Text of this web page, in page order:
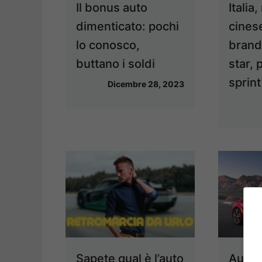
Il bonus auto
dimenticato: pochi
lo conosco,
buttano i soldi
Dicembre 28, 2023
Italia,
star,
sprint
Sapete qual è l’auto
Audi